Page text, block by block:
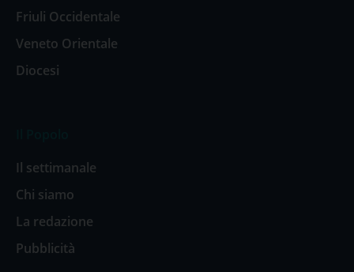
Friuli Occidentale
Veneto Orientale
Diocesi
Il settimanale
Chi siamo
La redazione
Pubblicità